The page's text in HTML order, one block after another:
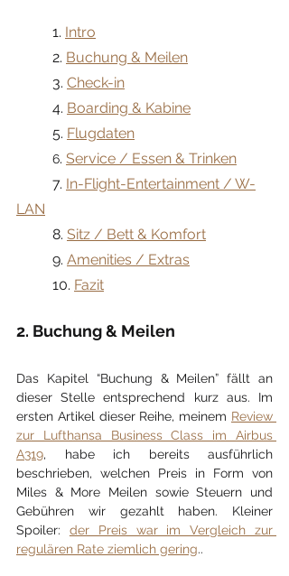
	1.
Intro
	2.
Buchung & Meilen
3. Check-in
	4.
Boarding & Kabine
	5.
Flugdaten
	6
. Service / Essen & Trinken
7. In-Flight-Entertainment / W-
LAN
	8.
Sitz / Bett & Komfort
	9.
Amenities / Extras
	10.
Fazit
2. Buchung & Meilen
Das Kapitel “Buchung & Meilen” fällt an
dieser Stelle entsprechend kurz aus. Im
ersten Artikel dieser Reihe, meinem Review
zur Lufthansa Business Class im Airbus
A319, habe ich bereits ausführlich
beschrieben, welchen Preis in Form von
Miles & More Meilen sowie Steuern und
Gebühren wir gezahlt haben. Kleiner
Spoiler: der Preis war im Vergleich zur
regulären Rate ziemlich gering..